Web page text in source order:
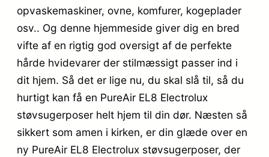
opvaskemaskiner, ovne, komfurer, kogeplader
osv.. Og denne hjemmeside giver dig en bred
vifte af en rigtig god oversigt af de perfekte
hårde hvidevarer der stilmæssigt passer ind i
dit hjem. Så det er lige nu, du skal slå til, så du
hurtigt kan få en PureAir EL8 Electrolux
støvsugerposer helt hjem til din dør. Næsten så
sikkert som amen i kirken, er din glæde over en
ny PureAir EL8 Electrolux støvsugerposer, der